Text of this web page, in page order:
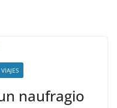
VIAJES
naufragio